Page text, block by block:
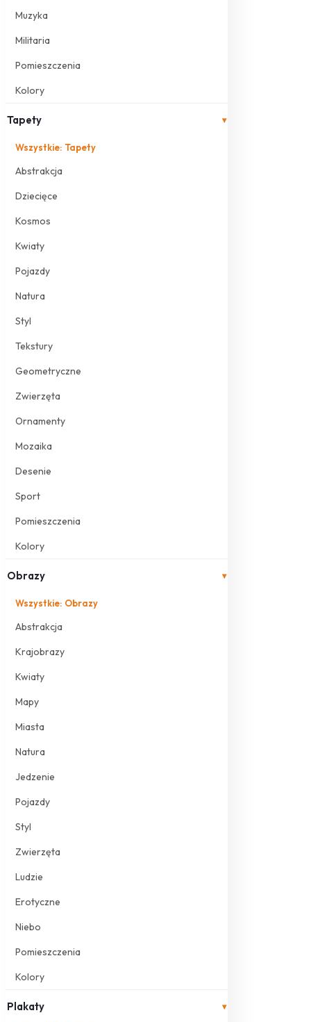
Muzyka
Militaria
Pomieszczenia
Kolory
Tapety ▾
Wszystkie: Tapety
Abstrakcja
Dziecięce
Kosmos
Kwiaty
Pojazdy
Natura
Styl
Tekstury
Geometryczne
Zwierzęta
Ornamenty
Mozaika
Desenie
Sport
Pomieszczenia
Kolory
Obrazy ▾
Wszystkie: Obrazy
Abstrakcja
Krajobrazy
Kwiaty
Mapy
Miasta
Natura
Jedzenie
Pojazdy
Styl
Zwierzęta
Ludzie
Erotyczne
Niebo
Pomieszczenia
Kolory
Plakaty ▾